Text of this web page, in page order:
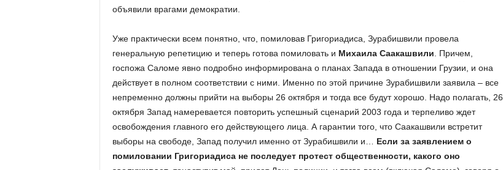
объявили врагами демократии.
Уже практически всем понятно, что, помиловав Григориадиса, Зурабишвили провела
генеральную репетицию и теперь готова помиловать и Михаила Саакашвили . Причем,
госпожа Саломе явно подробно информирована о планах Запада в отношении Грузии, и она
действует в полном соответствии с ними. Именно по этой причине Зурабишвили заявила – все
непременно должны прийти на выборы 26 октября и тогда все будут хорошо. Надо полагать, 26
октября Запад намеревается повторить успешный сценарий 2003 года и терпеливо ждет
освобождения главного его действующего лица. А гарантии того, что Саакашвили встретит
выборы на свободе, Запад получил именно от Зурабишвили и… Если за заявлением о
помиловании Григориадиса не последует протест общественности, какого оно